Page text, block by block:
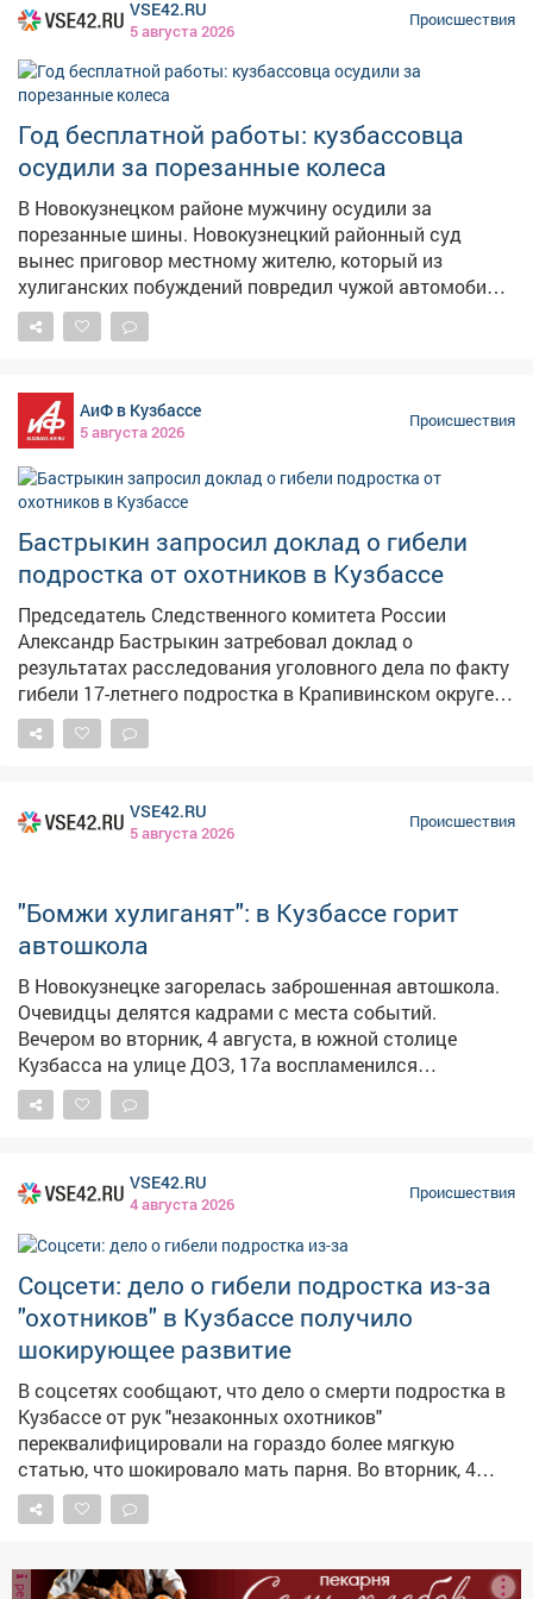
беглецов на улице Волгоградской в городе Юрге.
Увидев служебную машину, школьники попытались
спрятаться в подъезде, однако правоохранители
оперативно установили их личности. Жизни и
здоровью подростков ничего не угрожает, их передали
сотрудникам полиции для проведения проверки и
выяснения всех обстоятельств происшествия. Фото:
freepik.com
VSE42.RU
5 августа 2026
Происшествия
Год бесплатной работы: кузбассовца
осудили за порезанные колеса
В Новокузнецком районе мужчину осудили за
порезанные шины. Новокузнецкий районный суд
вынес приговор местному жителю, который из
хулиганских побуждений повредил чужой автомобиль.
Как сообщает суд, инцидент произошёл в июле 2024
года на берегу реки. Между подсудимым и
которого мужчина подошёл к машине оппонента и
ножом повредил все четыре колеса. – Стоимость
причинённого ущерба превысила 100 тысяч рублей, –
отметили в Новокузнецком суде. В судебном
заседании обвиняемый свою вину не признал. Однако
счёл их достаточными для вынесения
обвинительного приговора. Мужчину приговорили к
вступило в законную силу и может быть обжаловано.
АиФ в Кузбассе
5 августа 2026
Происшествия
Бастрыкин запросил доклад о гибели
подростка от охотников в Кузбассе
Председатель Следственного комитета России
Александр Бастрыкин затребовал доклад о
результатах расследования уголовного дела по факту
гибели 17-летнего подростка в Крапивинском округе.
Поводом для вмешательства главы ведомства стали
публикации в СМИ, в которых родственники
Выстрелили охотники якобы с близкого расстояния с
использованием фонаря и тепловизора. Родственники
перепутать человека с мелким животным, и
опасаются, что виновные могут избежать
справедливого наказания. Ранее по данному факту
следователи расследовали уголовное дело в
отношении трёх лиц. Им предъявлено обвинение по
статье 109 УК РФ (причинение смерти по
неосторожности) и статье 258 УК РФ (незаконная
охота). Недавно им продлили арест в СИЗО. Фото:
соцсети
VSE42.RU
5 августа 2026
Происшествия
"Бомжи хулиганят": в Кузбассе горит
автошкола
В Новокузнецке загорелась заброшенная автошкола.
Очевидцы делятся кадрами с места событий.
Вечером во вторник, 4 августа, в южной столице
Кузбасса на улице ДОЗ, 17а воспламенился
заброшенный дом. По сообщениям пользователей
соцсетей, горит бывшая автошкола, а виноваты,
местный житель. Другой горожанин указал, что видел
там днём во вторник старшеклассников.
VSE42.RU
4 августа 2026
Происшествия
Соцсети: дело о гибели подростка из-за
"охотников" в Кузбассе получило
шокирующее развитие
В соцсетях сообщают, что дело о смерти подростка в
Кузбассе от рук "незаконных охотников"
переквалифицировали на гораздо более мягкую
статью, что шокировало мать парня. Во вторник, 4
августа, в соцсети попало заявление матери 17-
летнего подростка, застреленного во время "охоты" в
подлинность которого не подтверждена, изначально